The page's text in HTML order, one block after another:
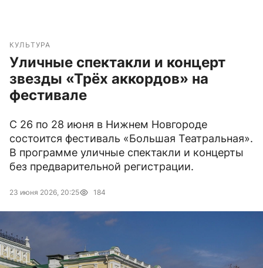
КУЛЬТУРА
Уличные спектакли и концерт
звезды «Трёх аккордов» на
фестивале
С 26 по 28 июня в Нижнем Новгороде
состоится фестиваль «Большая Театральная».
В программе уличные спектакли и концерты
без предварительной регистрации.
23 июня 2026, 20:25 184